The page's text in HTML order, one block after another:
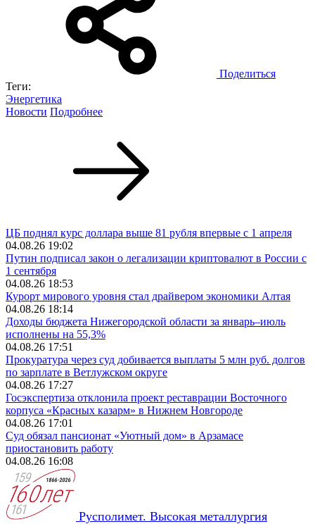
Поделиться
Теги:
Энергетика
Новости Подробнее
ЦБ поднял курс доллара выше 81 рубля впервые с 1 апреля
04.08.26 19:02
Путин подписал закон о легализации криптовалют в России с
1 сентября
04.08.26 18:53
Курорт мирового уровня стал драйвером экономики Алтая
04.08.26 18:14
Доходы бюджета Нижегородской области за январь–июль
исполнены на 55,3%
04.08.26 17:51
Прокуратура через суд добивается выплаты 5 млн руб. долгов
по зарплате в Ветлужском округе
04.08.26 17:27
Госэкспертиза отклонила проект реставрации Восточного
корпуса «Красных казарм» в Нижнем Новгороде
04.08.26 17:01
Суд обязал пансионат «Уютный дом» в Арзамасе
приостановить работу
04.08.26 16:08
Русполимет. Высокая металлургия